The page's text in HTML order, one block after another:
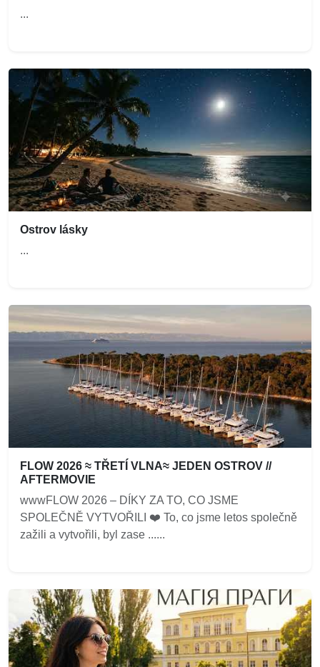
...
Ostrov lásky
...
FLOW 2026 ≈ TŘETÍ VLNA≈ JEDEN OSTROV //
AFTERMOVIE
wwwFLOW 2026 – DÍKY ZA TO, CO JSME
SPOLEČNĚ VYTVOŘILI ❤️‍ To, co jsme letos společně
zažili a vytvořili, byl zase ......